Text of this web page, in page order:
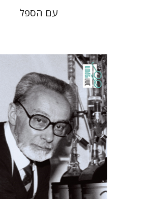
עם הספל
פרימו לוי
מנואלה קונסוני
יונתן פיין